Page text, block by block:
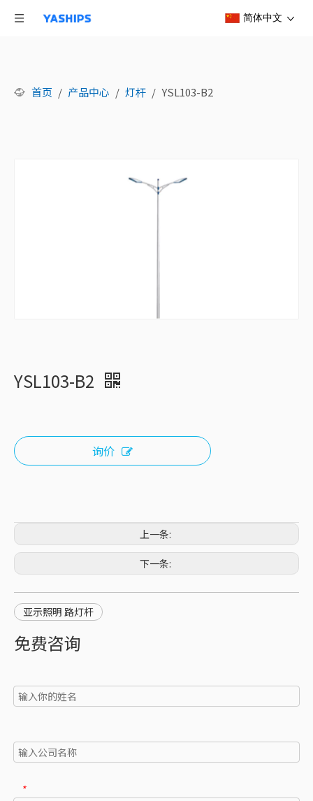
简体中文
首页 / 产品中心 / 灯杆 / YSL103-B2
YSL103-B2
询价
上一条:
下一条:
亚示照明 路灯杆
免费咨询
*